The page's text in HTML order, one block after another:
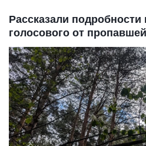
Рассказали подробности
голосового от